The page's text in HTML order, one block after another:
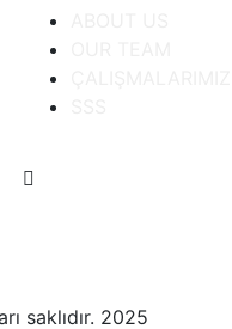
saklıdır. 2025